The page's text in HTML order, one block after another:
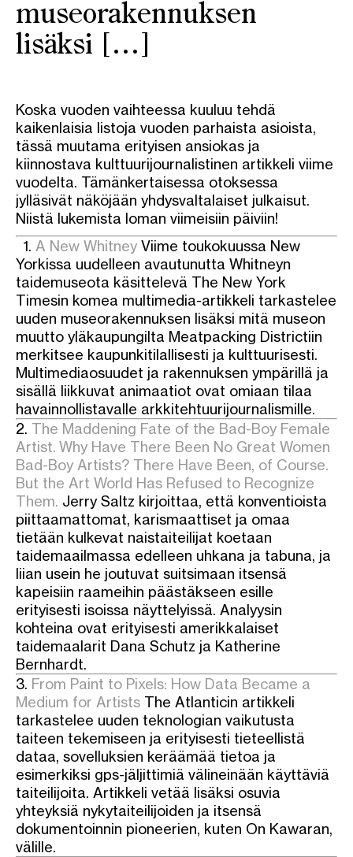
museorakennuksen
lisäksi […]
Koska vuoden vaihteessa kuuluu tehdä
kaikenlaisia listoja vuoden parhaista asioista,
tässä muutama erityisen ansiokas ja
kiinnostava kulttuurijournalistinen artikkeli viime
vuodelta. Tämänkertaisessa otoksessa
jylläsivät näköjään yhdysvaltalaiset julkaisut.
Niistä lukemista loman viimeisiin päiviin!
1. A New Whitney Viime toukokuussa New
Yorkissa uudelleen avautunutta Whitneyn
taidemuseota käsittelevä The New York
Timesin komea multimedia-artikkeli tarkastelee
uuden museorakennuksen lisäksi mitä museon
muutto yläkaupungilta Meatpacking Districtiin
merkitsee kaupunkitilallisesti ja kulttuurisesti.
Multimediaosuudet ja rakennuksen ympärillä ja
sisällä liikkuvat animaatiot ovat omiaan tilaa
havainnollistavalle arkkitehtuurijournalismille.
2. The Maddening Fate of the Bad-Boy Female
Artist. Why Have There Been No Great Women
Bad-Boy Artists? There Have Been, of Course.
But the Art World Has Refused to Recognize
Them. Jerry Saltz kirjoittaa, että konventioista
piittaamattomat, karismaattiset ja omaa
tietään kulkevat naistaiteilijat koetaan
taidemaailmassa edelleen uhkana ja tabuna, ja
liian usein he joutuvat suitsimaan itsensä
kapeisiin raameihin päästäkseen esille
erityisesti isoissa näyttelyissä. Analyysin
kohteina ovat erityisesti amerikkalaiset
taidemaalarit Dana Schutz ja Katherine
Bernhardt.
3. From Paint to Pixels: How Data Became a
Medium for Artists The Atlanticin artikkeli
tarkastelee uuden teknologian vaikutusta
taiteen tekemiseen ja erityisesti tieteellistä
dataa, sovelluksien keräämää tietoa ja
esimerkiksi gps-jäljittimiä välineinään käyttäviä
taiteilijoita. Artikkeli vetää lisäksi osuvia
yhteyksiä nykytaiteilijoiden ja itsensä
dokumentoinnin pioneerien, kuten On Kawaran,
välille.